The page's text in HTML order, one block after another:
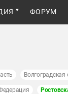
ФОРУМ
Волгоградская